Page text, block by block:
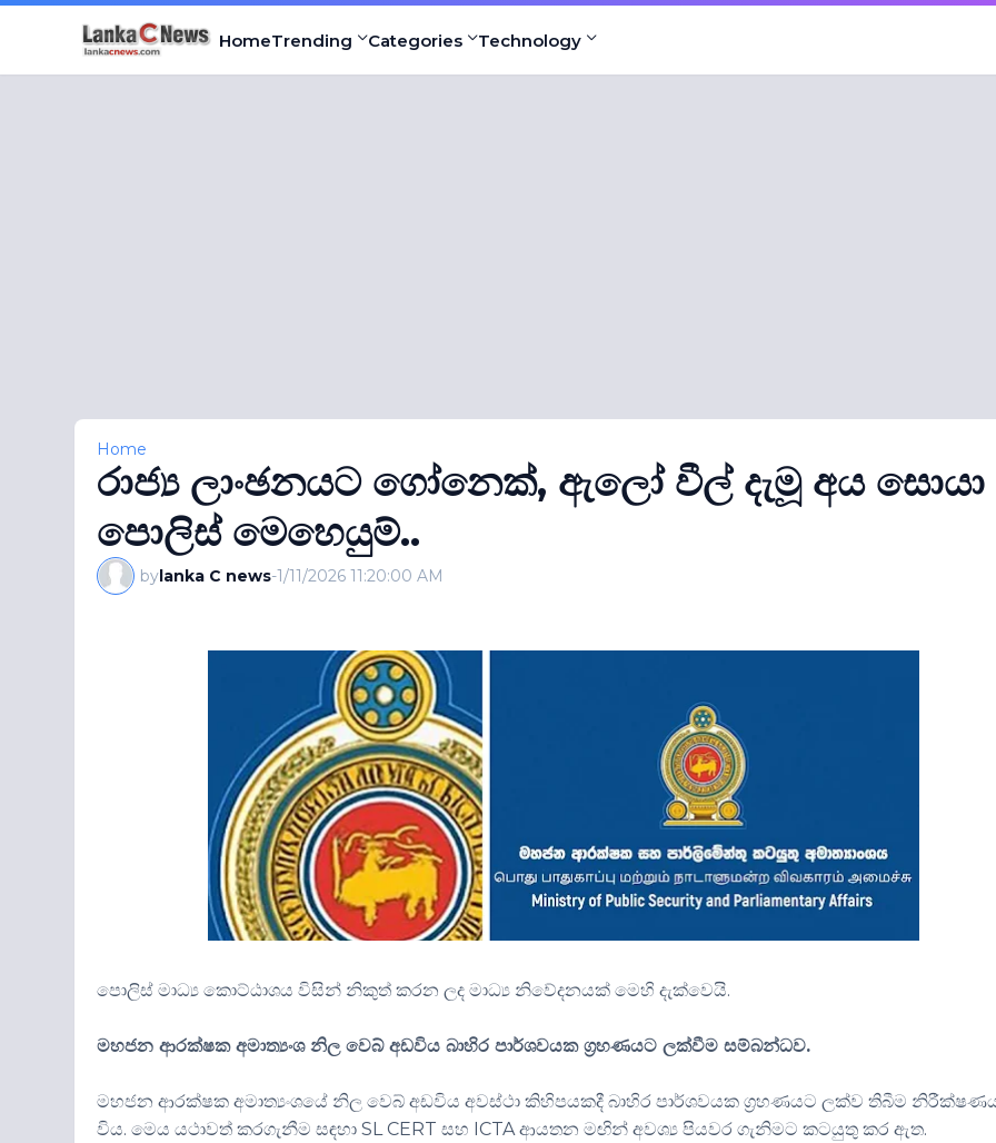
HomeTrending Categories Technology
Home
රාජ්‍ය ලාංඡනයට ගෝනෙක්, ඇලෝ වීල් දැමූ අය සොයා
පොලිස් මෙහෙයුම්..
bylanka C news-1/11/2026 11:20:00 AM
පොලිස් මාධ්‍ය කොට්ඨාශය විසින් නිකුත් කරන ලද මාධ්‍ය නිවේදනයක් මෙහි දැක්වෙයි.
මහජන ආරක්ෂක අමාත්‍යංශ නිල වෙබ් අඩවිය බාහිර පාර්ශවයක ග්‍රහණයටලක්වීම සම්බන්ධව.
මහජන ආරක්ෂක අමාත්‍යංශයේ නිල වෙබ් අඩවිය අවස්ථාකිහිපයකදී බාහිර පාර්ශවයක ග්‍රහණයටලක්ව තිබීම
විය. මෙයයථාවත් කරගැනීම සඳහාSL CERTසහ ICTAආයතන මඟින්අවශ් ‍යපියවර ගැනිමට කටයුතු කරඇත.